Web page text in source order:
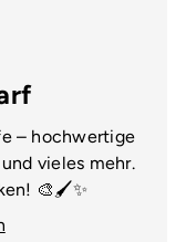
– hochwertige
und vieles mehr.
🎨🖌️✨